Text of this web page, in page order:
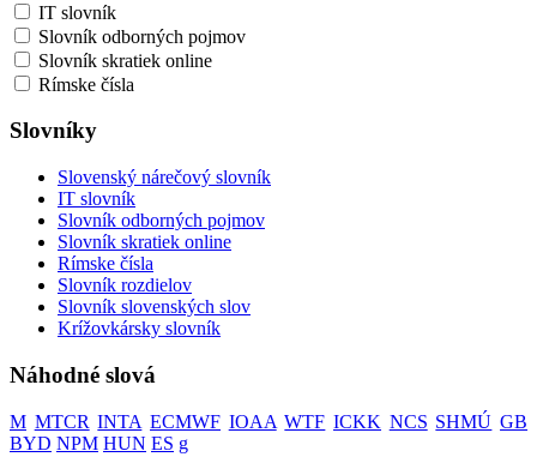
IT slovník
Slovník odborných pojmov
Slovník skratiek online
Rímske čísla
Slovníky
Slovenský nárečový slovník
IT slovník
Slovník odborných pojmov
Slovník skratiek online
Rímske čísla
Slovník rozdielov
Slovník slovenských slov
Krížovkársky slovník
Náhodné slová
M MTCR INTA ECMWF IOAA WTF ICKK NCS SHMÚ GB
BYD NPM HUN ES g